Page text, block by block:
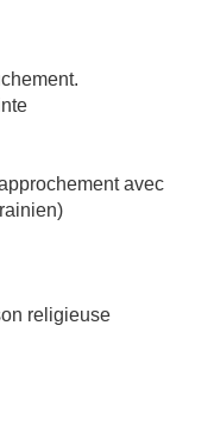
avec
religieuse